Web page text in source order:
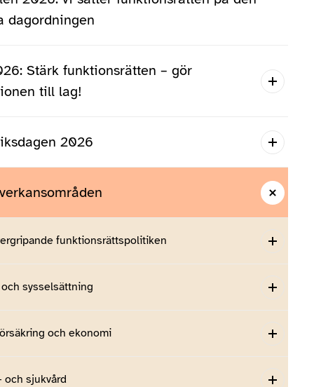
dagordningen
Stärk funktionsrätten – gör
till lag!
2026
funktionsrättspolitiken
sysselsättning
och ekonomi
och sjukvård